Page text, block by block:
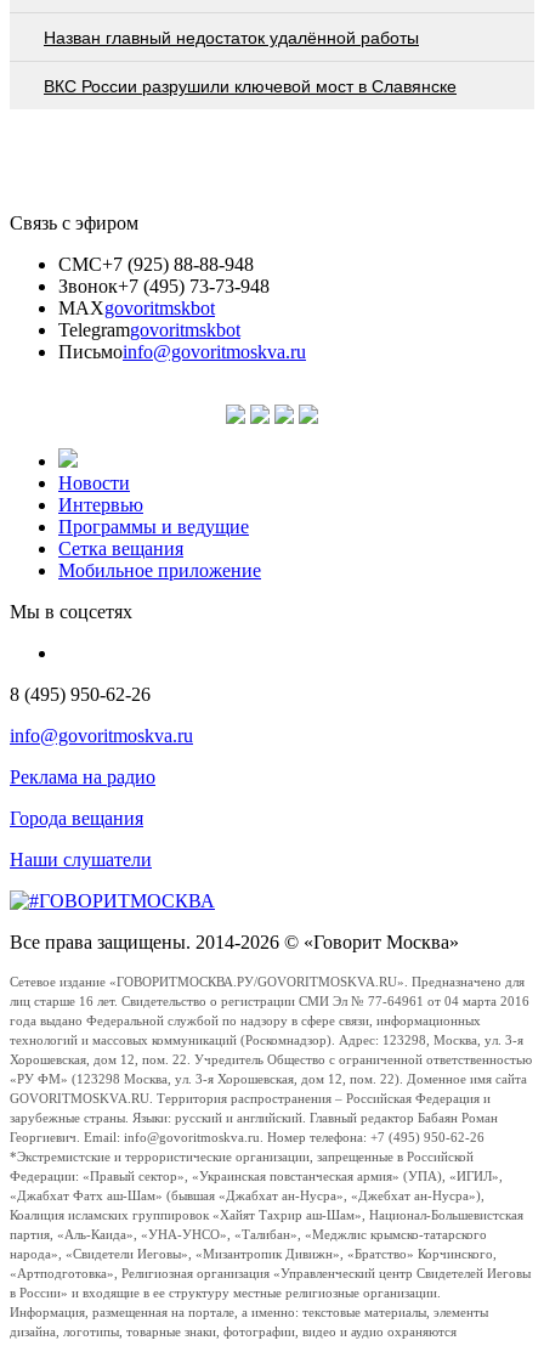
Назван главный недостаток удалённой работы
ВКС России разрушили ключевой мост в Славянске
Связь с эфиром
СМС+7 (925) 88-88-948
Звонок+7 (495) 73-73-948
MAXgovoritmskbot
Telegramgovoritmskbot
Письмоinfo@govoritmoskva.ru
Новости
Интервью
Программы и ведущие
Сетка вещания
Мобильное приложение
Мы в соцсетях
8 (495) 950-62-26
info@govoritmoskva.ru
Реклама на радио
Города вещания
Наши слушатели
Все права защищены. 2014-2026 © «Говорит Москва»
Сетевое издание «ГОВОРИТМОСКВА.РУ/GOVORITMOSKVA.RU». Предназначено для
лиц старше 16 лет. Свидетельство о регистрации СМИ Эл № 77-64961 от 04 марта 2016
года выдано Федеральной службой по надзору в сфере связи, информационных
технологий и массовых коммуникаций (Роскомнадзор). Адрес: 123298, Москва, ул. 3-я
Хорошевская, дом 12, пом. 22. Учредитель Общество с ограниченной ответственностью
«РУ ФМ» (123298 Москва, ул. 3-я Хорошевская, дом 12, пом. 22). Доменное имя сайта
GOVORITMOSKVA.RU. Территория распространения – Российская Федерация и
зарубежные страны. Языки: русский и английский. Главный редактор Бабаян Роман
Георгиевич. Email: info@govoritmoskva.ru. Номер телефона: +7 (495) 950-62-26
*Экстремистские и террористические организации, запрещенные в Российской
Федерации: «Правый сектор», «Украинская повстанческая армия» (УПА), «ИГИЛ»,
«Джабхат Фатх аш-Шам» (бывшая «Джабхат ан-Нусра», «Джебхат ан-Нусра»),
Коалиция исламских группировок «Хайят Тахрир аш-Шам», Национал-Большевистская
партия, «Аль-Каида», «УНА-УНСО», «Талибан», «Меджлис крымско-татарского
народа», «Свидетели Иеговы», «Мизантропик Дивижн», «Братство» Корчинского,
«Артподготовка», Религиозная организация «Управленческий центр Свидетелей Иеговы
в России» и входящие в ее структуру местные религиозные организации.
Информация, размещенная на портале, а именно: текстовые материалы, элементы
дизайна, логотипы, товарные знаки, фотографии, видео и аудио охраняются